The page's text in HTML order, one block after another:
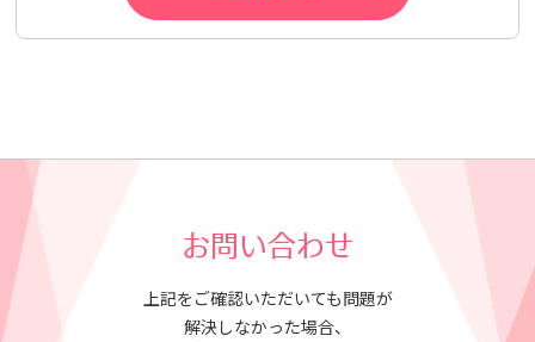
お問い合わせ
上記をご確認いただいても問題が
解決しなかった場合、